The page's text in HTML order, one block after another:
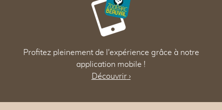
Profitez pleinement de l'expérience grâce à notre
application mobile !
Découvrir›